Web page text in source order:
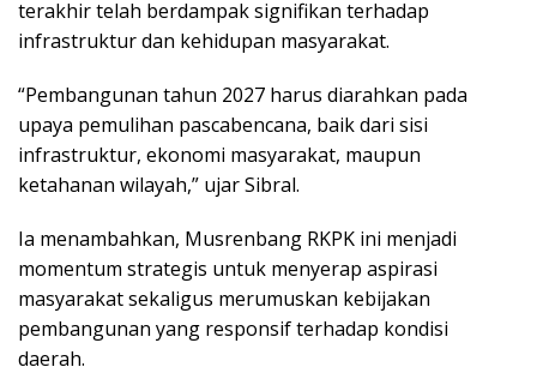
terakhir telah berdampak signifikan terhadap
infrastruktur dan kehidupan masyarakat.
“Pembangunan tahun 2027 harus diarahkan pada
upaya pemulihan pascabencana, baik dari sisi
infrastruktur, ekonomi masyarakat, maupun
ketahanan wilayah,” ujar Sibral.
Ia menambahkan, Musrenbang RKPK ini menjadi
momentum strategis untuk menyerap aspirasi
masyarakat sekaligus merumuskan kebijakan
pembangunan yang responsif terhadap kondisi
daerah.